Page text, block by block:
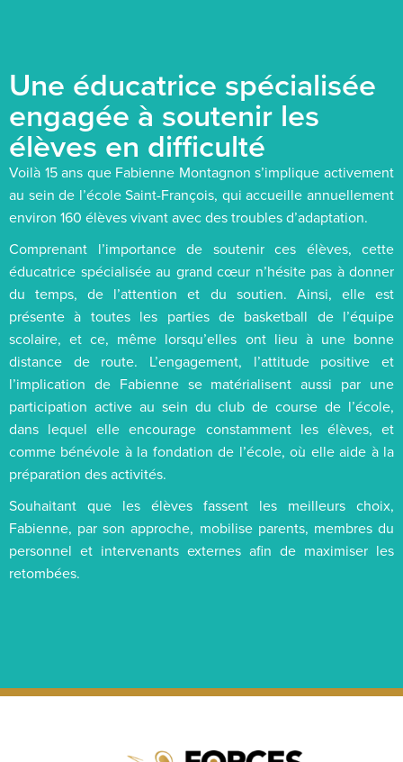
Une éducatrice spécialisée
engagée à soutenir les
élèves en difficulté
Voilà 15 ans que Fabienne Montagnon s’implique activement
au sein de l’école Saint-François, qui accueille annuellement
environ 160 élèves vivant avec des troubles d’adaptation.
Comprenant l’importance de soutenir ces élèves, cette
éducatrice spécialisée au grand cœur n’hésite pas à donner
du temps, de l’attention et du soutien. Ainsi, elle est
présente à toutes les parties de basketball de l’équipe
scolaire, et ce, même lorsqu’elles ont lieu à une bonne
distance de route. L’engagement, l’attitude positive et
l’implication de Fabienne se matérialisent aussi par une
participation active au sein du club de course de l’école,
dans lequel elle encourage constamment les élèves, et
comme bénévole à la fondation de l’école, où elle aide à la
préparation des activités.
Souhaitant que les élèves fassent les meilleurs choix,
Fabienne, par son approche, mobilise parents, membres du
personnel et intervenants externes afin de maximiser les
retombées.